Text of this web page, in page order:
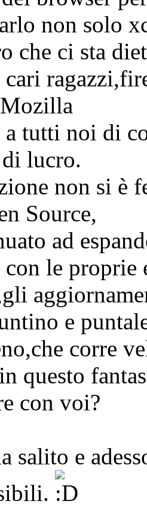
non solo
che ci sta
a tutti noi di
di lucro.
non si è
Source,
ad
le proprie
e
corre
questo
con voi?
salito e